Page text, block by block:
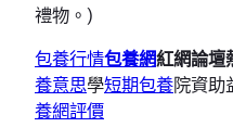
禮物。)
包養行情包養網紅網論壇
養意思學短期包養院資助
養網評價